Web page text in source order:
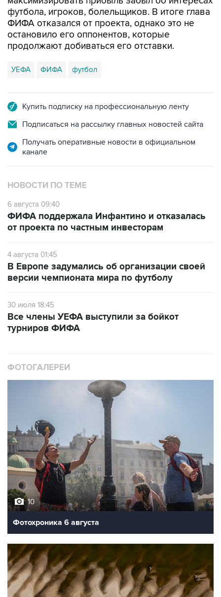
футбола, игроков, болельщиков. В итоге глава
ФИФА отказался от проекта, однако это не
остановило его оппонентов, которые
продолжают добиваться его отставки.
УЕФА ФИФА футбол
Купить подписку на профессиональную ленту
Подписаться на рассылку главных новостей сайта
Получать оперативные новости в официальном
канале
НОВОСТИ ПО ТЕМЕ
6 августа 09:40
ФИФА поддержала Инфантино и отказалась
от проекта по частным инвесторам
4 августа 01:45
В Европе задумались об организации своей
версии чемпионата мира по футболу
30 июля 18:45
Все члены УЕФА выступили за бойкот
турниров ФИФА
ФОТОГАЛЕРЕИ
10
Фотохроника 6 августа